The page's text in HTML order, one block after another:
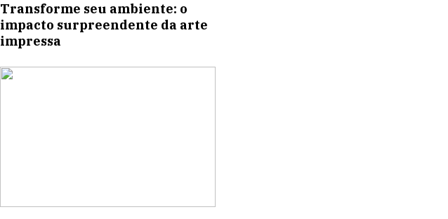
Transforme seu ambiente: o
impacto surpreendente da arte
impressa